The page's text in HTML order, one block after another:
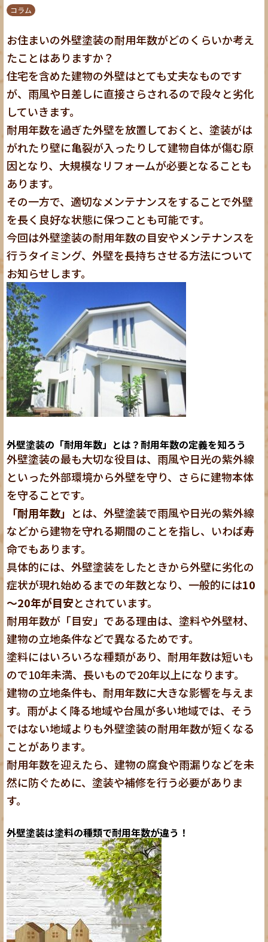
コラム
お住まいの外壁塗装の耐用年数がどのくらいか考え
たことはありますか？
住宅を含めた建物の外壁はとても丈夫なものです
が、雨風や日差しに直接さらされるので段々と劣化
していきます。
耐用年数を過ぎた外壁を放置しておくと、塗装がは
がれたり壁に亀裂が入ったりして建物自体が傷む原
因となり、大規模なリフォームが必要となることも
あります。
その一方で、適切なメンテナンスをすることで外壁
を長く良好な状態に保つことも可能です。
今回は外壁塗装の耐用年数の目安やメンテナンスを
行うタイミング、外壁を長持ちさせる方法について
お知らせします。
外壁塗装の「耐用年数」とは？耐用年数の定義を知ろう
外壁塗装の最も大切な役目は、雨風や日光の紫外線
といった外部環境から外壁を守り、さらに建物本体
を守ることです。
「耐用年数」 とは、外壁塗装で雨風や日光の紫外線
などから建物を守れる期間のことを指し、いわば寿
命でもあります。
具体的には、外壁塗装をしたときから外壁に劣化の
症状が現れ始めるまでの年数となり、一般的には10
～20年が目安とされています。
耐用年数が「目安」である理由は、塗料や外壁材、
建物の立地条件などで異なるためです。
塗料にはいろいろな種類があり、耐用年数は短いも
ので10年未満、長いもので20年以上になります。
建物の立地条件も、耐用年数に大きな影響を与えま
す。雨がよく降る地域や台風が多い地域では、そう
ではない地域よりも外壁塗装の耐用年数が短くなる
ことがあります。
耐用年数を迎えたら、建物の腐食や雨漏りなどを未
然に防ぐために、塗装や補修を行う必要がありま
す。
外壁塗装は塗料の種類で耐用年数が違う！